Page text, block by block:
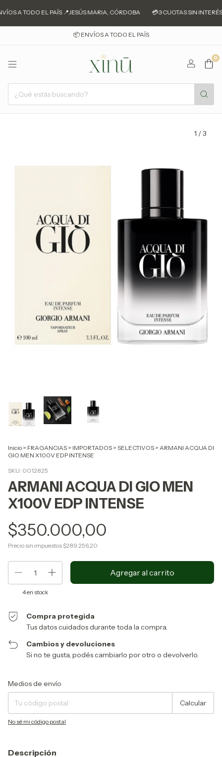
A TODO EL PAÍS 📍JESÚS MARIA, CÓRDOBA 💳3 CUOTAS SIN
📦 ENVÍOS A TODO EL PAÍS
0
1 /3
Inicio > FRAGANCIAS > IMPORTADOS > SELECTIVOS > ARMANI ACQUA DI
GIO MEN X100V EDP INTENSE
SKU: 0012825
ARMANI ACQUA DI GIO MEN
X100V EDP INTENSE
$350.000,00
Precio sin impuestos $289.256,20
4en stock
Compra protegida
Tus datos cuidados durante toda la compra.
Cambios y devoluciones
Si no te gusta, podés cambiarlo por otro o devolverlo.
Entregas para el CP:
Medios de envío
Calcular
No sé mi código postal
Descripción